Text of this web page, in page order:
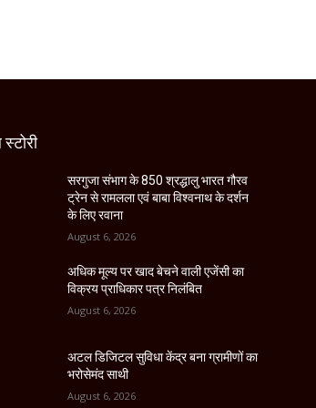
सरगुजा संभाग के 850 श्रद्धालु भारत गौरव
ट्रेन से रामलला एवं बाबा विश्वनाथ के दर्शन
के लिए रवाना
August 6, 2026
अधिक मूल्य पर खाद बेचने वाली एजेंसी का
विक्रय प्राधिकार पत्र निलंबित
August 6, 2026
अटल डिजिटल सुविधा केंद्र बना ग्रामीणों का
भरोसेमंद साथी
August 6, 2026